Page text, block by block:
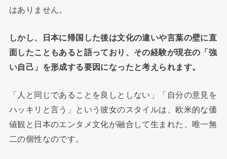
はありません。
しかし、日本に帰国した後は文化の違いや言葉の壁に直
面したこともあると語っており、その経験が現在の「強
い自己」を形成する要因になったと考えられます。
「人と同じであることを良しとしない」「自分の意見を
ハッキリと言う」という彼女のスタイルは、欧米的な価
値観と日本のエンタメ文化が融合して生まれた、唯一無
二の個性なのです。